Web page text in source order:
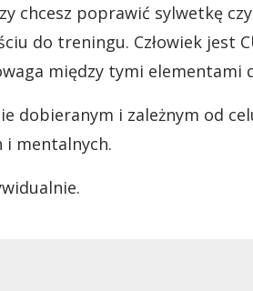
chcesz poprawić sylwetkę
do treningu. Człowiek jest
między tymi elementami
dobieranym i zależnym od
mentalnych.